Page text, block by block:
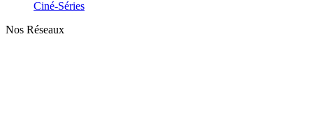
Ciné-Séries
Nos Réseaux